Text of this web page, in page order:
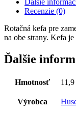
Ďalšie
Recenzie (0)
Rotačná kefa pre
na obe strany. Kefa
Ďalšie
Hmotnosť
Výrobca